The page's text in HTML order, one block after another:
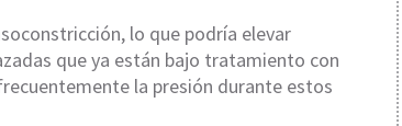
lo que podría elevar
que ya están bajo tratamiento con
la presión durante estos